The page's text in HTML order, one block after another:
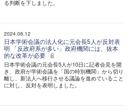
る判断を下しました。
2024.06.12
日本学術会議の法人化に元会長5人が反対表
明 「反政府系が多い」政府機関には、抜本
的な改革が必要
日本学術会議の元会長5人が10日に記者会見を開
き、政府が学術会議を「国の特別機関」から切り
離し、新法人へ移行させる議論を進めていること
に対し、反対を表明しました。